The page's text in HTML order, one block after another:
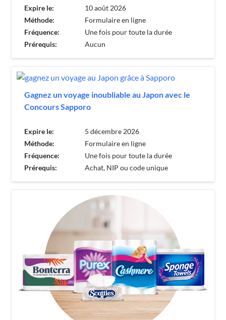
Expire le:
10 août 2026
Méthode:
Formulaire en ligne
Fréquence:
Une fois pour toute la durée
Prérequis:
Aucun
Gagnez un voyage inoubliable au Japon avec le
Concours Sapporo
Expire le:
5 décembre 2026
Méthode:
Formulaire en ligne
Fréquence:
Une fois pour toute la durée
Prérequis:
Achat, NIP ou code unique